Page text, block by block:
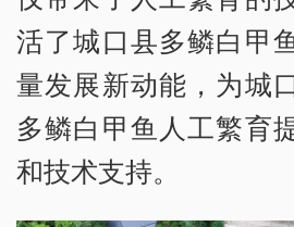
活了城口县多鳞白甲
量发展新动能，为城
多鳞白甲鱼人工繁育
和技术支持。